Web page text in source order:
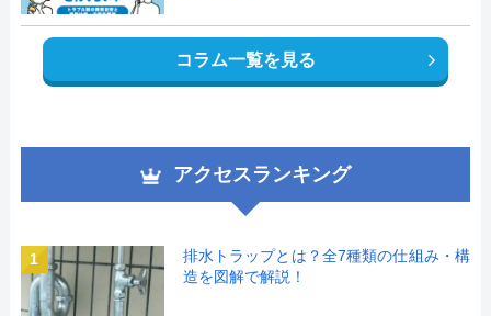
コラム一覧を見る
アクセスランキング
1
排水トラップとは？全7種類の仕組み・構
造を図解で解説！